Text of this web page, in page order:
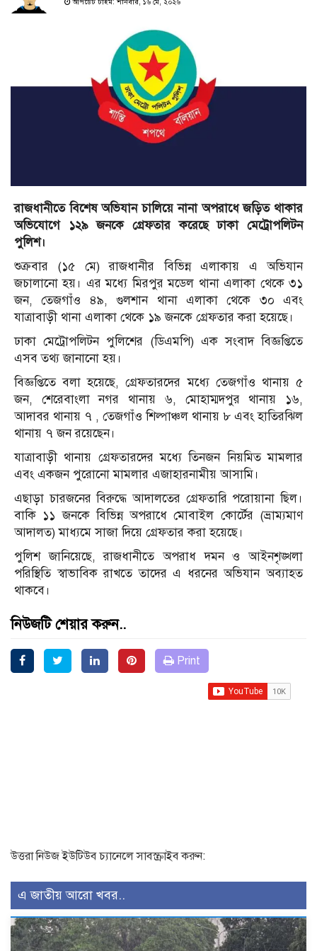
আপডেট টাইম: শনিবার, ১৬ মে, ২০২৬
রাজধানীতে বিশেষ অভিযান চালিয়ে নানা অপরাধে জ‌ড়িত থাকার
অ‌ভি‌যোগে ১২৯ জনকে গ্রেফতার করেছে ঢাকা মেট্রোপলিটন
পুলিশ।
শুক্রবার (১৫ মে) রাজধানীর বিভিন্ন এলাকায় এ অভিযান
জচালানো হয়। এর মধ্যে মিরপুর মডেল থানা এলাকা থে‌কে ৩১
জন, তেজগাঁও ৪৯, গুলশান থানা এলাকা থে‌কে ৩০ এবং
যাত্রাবাড়ী থানা এলাকা থে‌কে ১৯ জনকে গ্রেফতার করা হয়েছে।
ঢাকা মেট্রোপলিটন পুলিশের (ডিএমপি) এক সংবাদ বিজ্ঞপ্তিতে
এসব তথ্য জানানো হয়।
বিজ্ঞ‌প্তি‌তে বলা হ‌য়ে‌ছে, গ্রেফতারদের মধ্যে তেজগাঁও থানায় ৫
জন, শেরেবাংলা নগর থানায় ৬, মোহাম্মদপুর থানায় ১৬,
আদাবর থানায় ৭ , তেজগাঁও শিল্পাঞ্চল থানায় ৮ এবং হাতিরঝিল
থানায় ৭ জন রয়েছেন।
যাত্রাবাড়ী থানায় গ্রেফতারদের মধ্যে তিনজন নিয়মিত মামলার
এবং একজন পুরোনো মামলার এজাহারনামীয় আসামি।
এছাড়া চারজনের বিরুদ্ধে আদালতের গ্রেফতা‌রি পরোয়ানা ছিল।
বাকি ১১ জনকে বিভিন্ন অপরাধে মোবাইল কোর্টের (ভ্রাম্যমাণ
আদালত) মাধ্যমে সাজা দিয়ে গ্রেফতার করা হয়েছে।
পুলিশ জানিয়েছে, রাজধানী‌তে অপরাধ দমন ও আইনশৃঙ্খলা
পরিস্থিতি স্বাভাবিক রাখতে তাদের এ ধরনের অভিযান অব্যাহত
থাকবে।
নিউজটি শেয়ার করুন..
Print
উত্তরা নিউজ ইউটিউব চ্যানেলে সাবস্ক্রাইব করুন:
এ জাতীয় আরো খবর..